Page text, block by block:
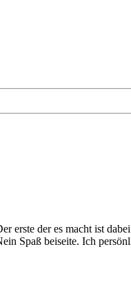
erste der es macht ist
Spaß beiseite. Ich